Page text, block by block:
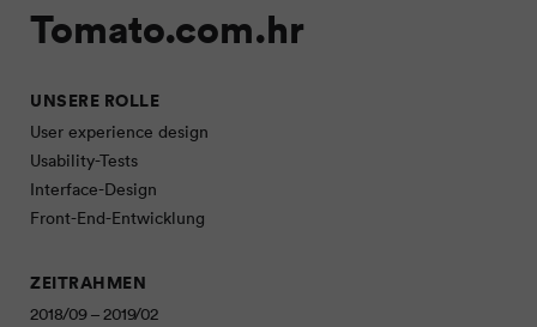
Tomato.com.hr
UNSERE ROLLE
User experience design
Usability-Tests
Interface-Design
Front-End-Entwicklung
ZEITRAHMEN
2018/09 – 2019/02